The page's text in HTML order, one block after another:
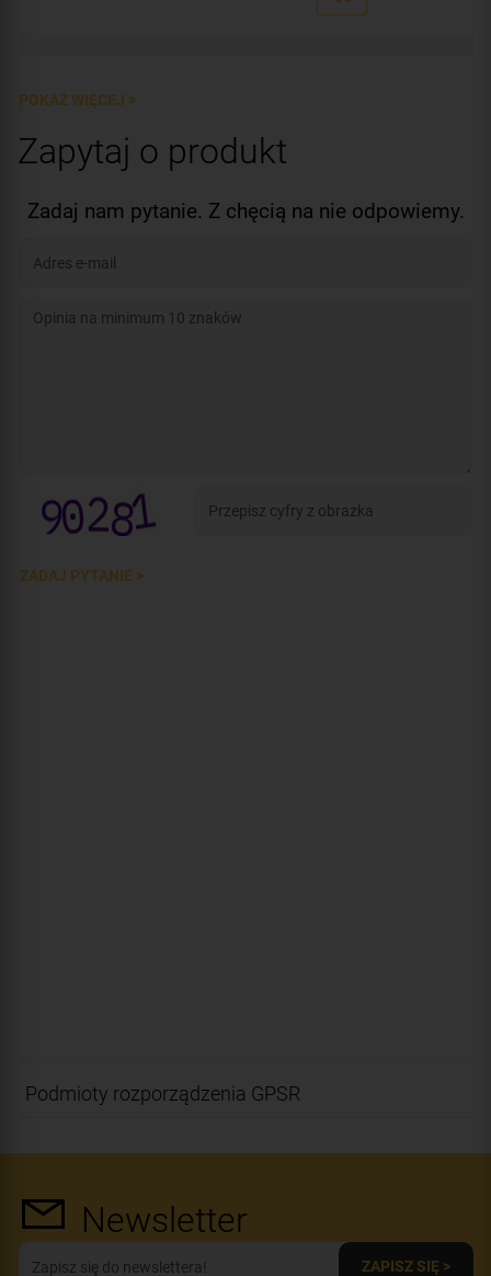
POKAŻ WIĘCEJ >
Zapytaj o produkt
Zadaj nam pytanie. Z chęcią na nie odpowiemy.
ZADAJ PYTANIE >
Podmioty rozporządzenia GPSR
Newsletter
ZAPISZ SIĘ >